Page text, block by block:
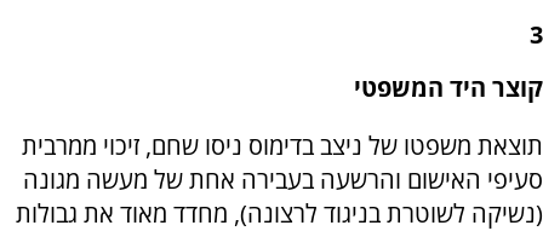
3
קוצר היד המשפטי
תוצאת משפטו של ניצב בדימוס ניסו שחם, זיכוי ממרבית
סעיפי האישום והרשעה בעבירה אחת של מעשה מגונה
(נשיקה לשוטרת בניגוד לרצונה), מחדד מאוד את גבולות